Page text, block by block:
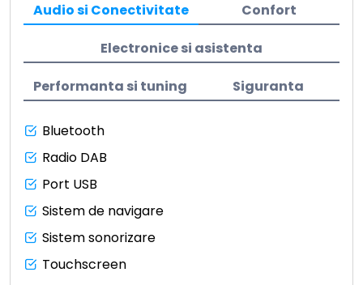
Audio si Conectivitate Confort
Electronice si asistenta
Performanta si tuning Siguranta
Bluetooth
Radio DAB
Port USB
Sistem de navigare
Sistem sonorizare
Touchscreen